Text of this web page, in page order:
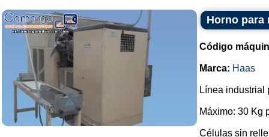
Horno para
Código
Marca: Haas
Línea industrial
Máximo: 30 Kg
Células sin